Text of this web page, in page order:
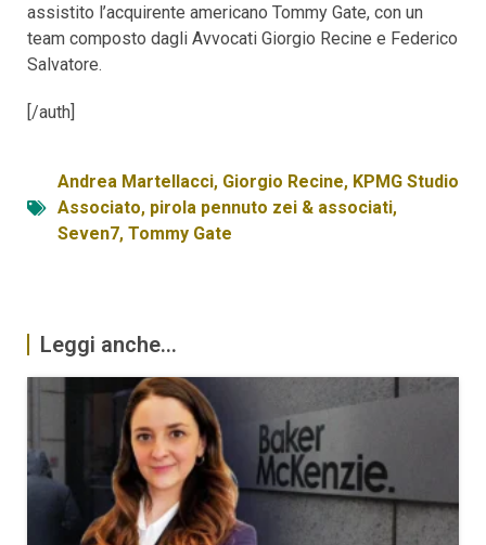
assistito l’acquirente americano Tommy Gate, con un
team composto dagli Avvocati Giorgio Recine e Federico
Salvatore.
[/auth]
Andrea Martellacci, Giorgio Recine, KPMG Studio
Associato, pirola pennuto zei & associati,
Seven7, Tommy Gate
Leggi anche...